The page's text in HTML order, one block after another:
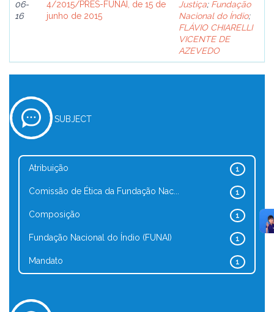
06-
16
4/2015/PRES-FUNAI, de 15 de
junho de 2015
Justiça; Fundação
Nacional do Índio;
FLÁVIO CHIARELLI
VICENTE DE
AZEVEDO
SUBJECT
1
Atribuição
1
Comissão de Ética da Fundação Nac...
1
Composição
1
Fundação Nacional do Índio (FUNAI)
1
Mandato